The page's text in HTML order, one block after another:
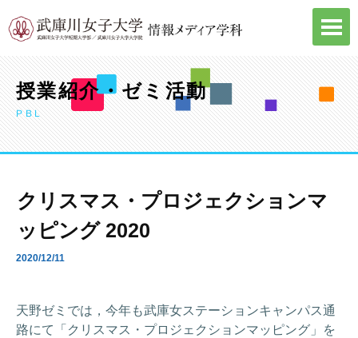
授業紹介・ゼミ活動
PBL
クリスマス・プロジェクションマ
ッピング 2020
2020/12/11
天野ゼミでは，今年も武庫女ステーションキャンパス通
路にて「クリスマス・プロジェクションマッピング」を